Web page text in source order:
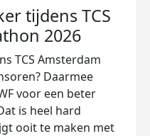
tijdens TCS
2026
TCS Amsterdam
Daarmee
voor een beter
is heel hard
ooit te maken met